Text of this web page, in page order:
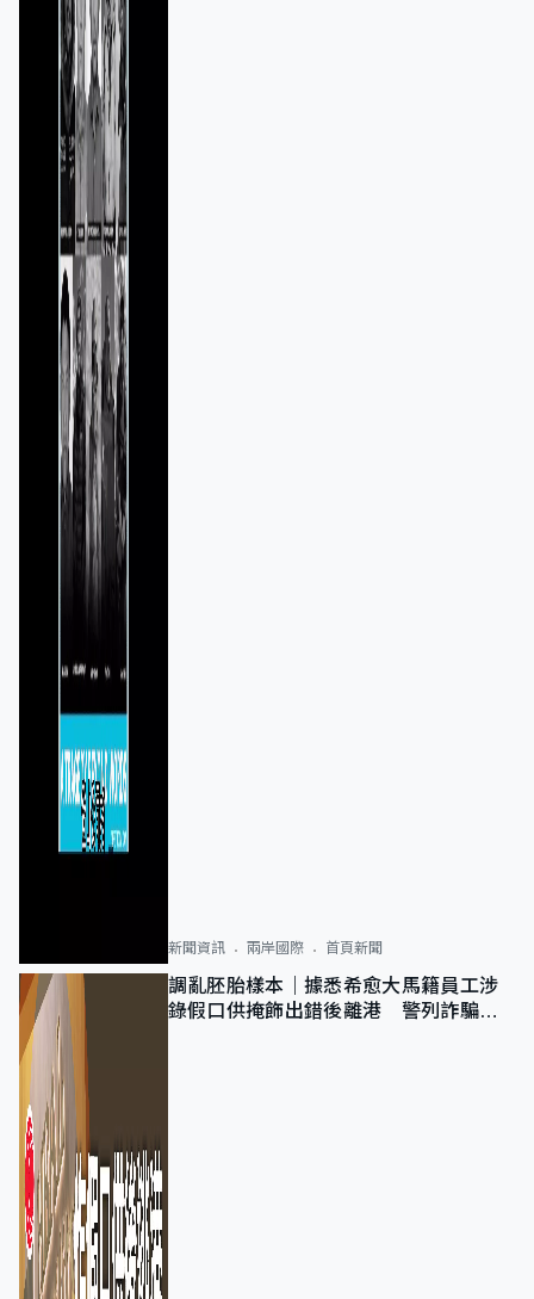
新聞資訊 兩岸國際 首頁新聞
調亂胚胎樣本｜據悉希愈大馬籍員工涉
錄假口供掩飾出錯後離港 警列詐騙